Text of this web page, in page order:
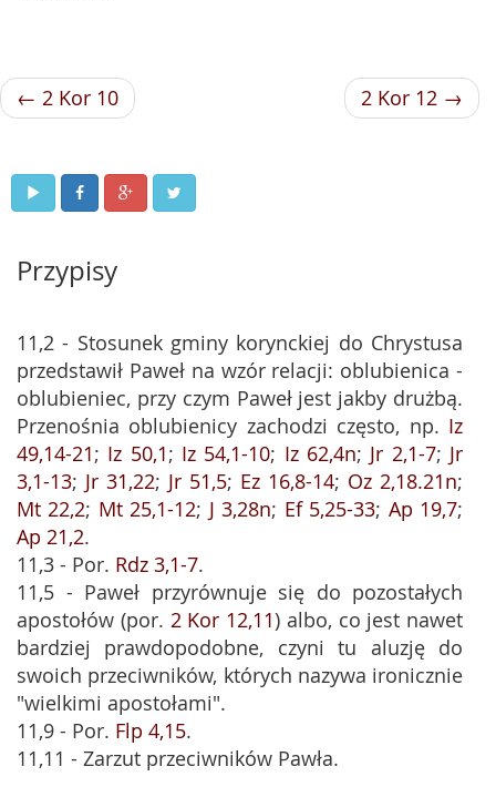
← 2 Kor 10 2 Kor 12 →
Przypisy
11,2 - Stosunek gminy korynckiej do Chrystusa
przedstawił Paweł na wzór relacji: oblubienica -
oblubieniec, przy czym Paweł jest jakby drużbą.
Przenośnia oblubienicy zachodzi często, np. Iz
49,14-21; Iz 50,1; Iz 54,1-10; Iz 62,4n; Jr 2,1-7; Jr
3,1-13; Jr 31,22; Jr 51,5; Ez 16,8-14; Oz 2,18.21n;
Mt 22,2; Mt 25,1-12; J 3,28n; Ef 5,25-33; Ap 19,7;
Ap 21,2.
11,3 - Por. Rdz 3,1-7.
11,5 - Paweł przyrównuje się do pozostałych
apostołów (por. 2 Kor 12,11) albo, co jest nawet
bardziej prawdopodobne, czyni tu aluzję do
swoich przeciwników, których nazywa ironicznie
"wielkimi apostołami".
11,9 - Por. Flp 4,15.
11,11 - Zarzut przeciwników Pawła.